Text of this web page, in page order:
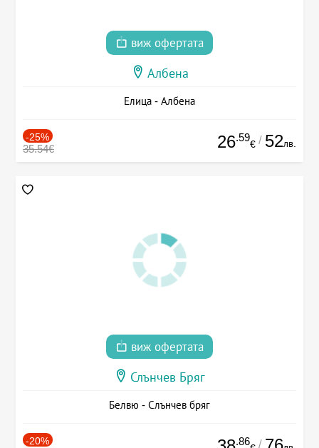
виж офертата
Албена
Елица - Албена
-25%
35.54€ 26.59
€ / 52лв.
виж офертата
Слънчев Бряг
Белвю - Слънчев бряг
-20% .86 /